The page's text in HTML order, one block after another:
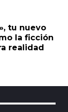
tu nuevo
la ficción
realidad